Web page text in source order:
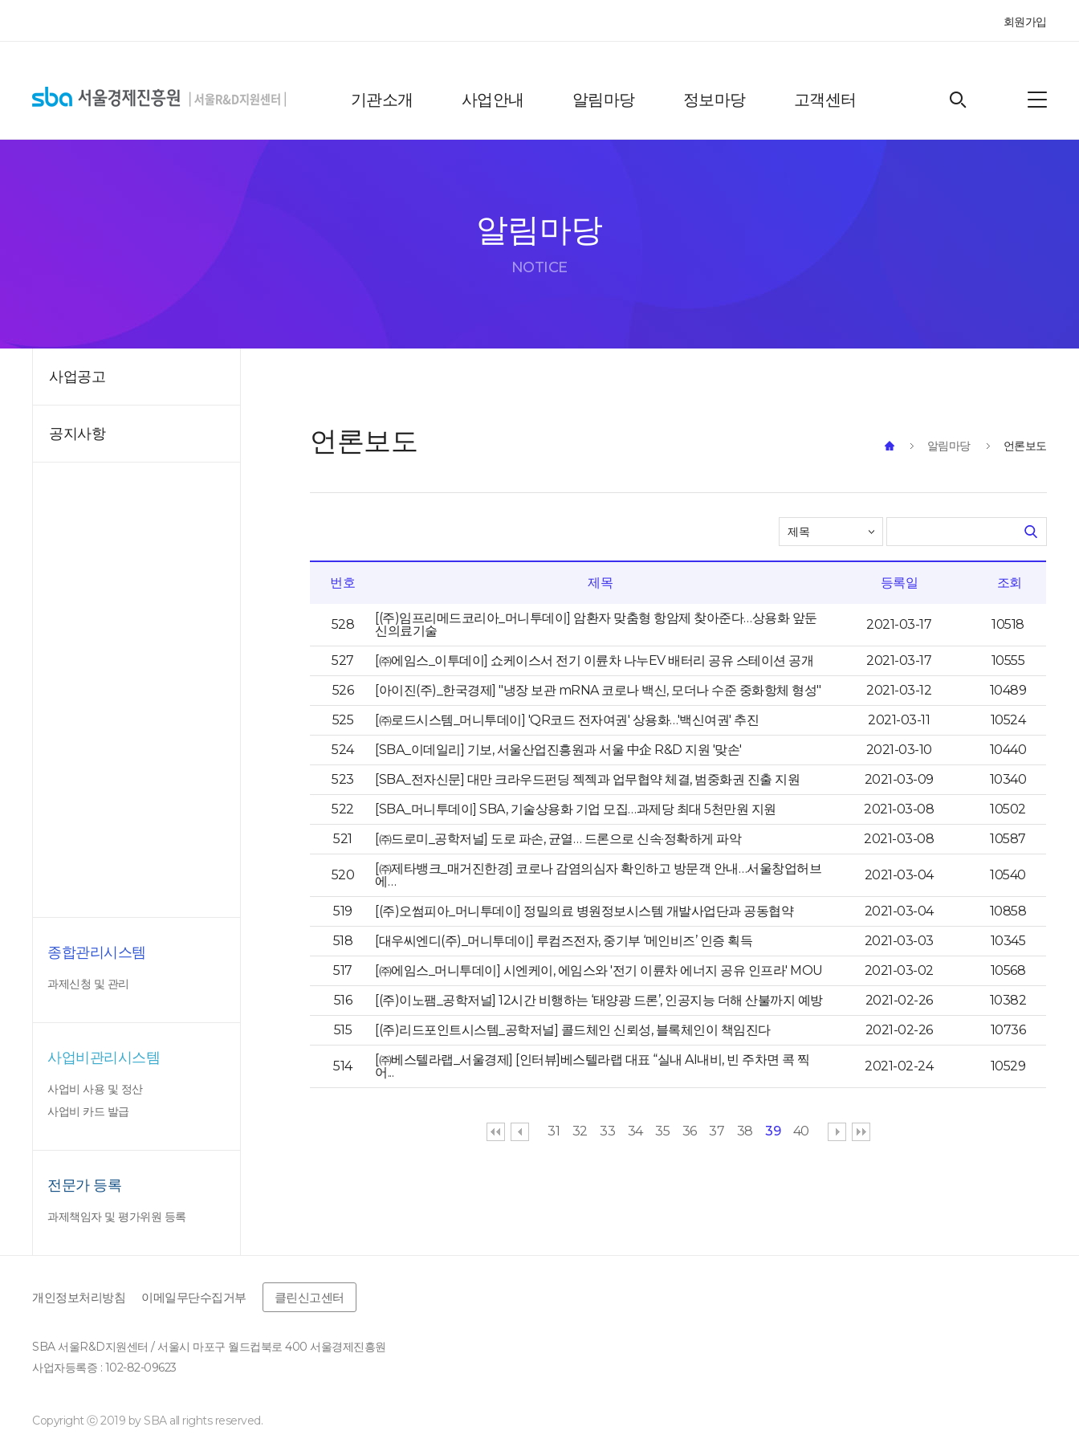
회원가입
기관소개 사업안내 알림마당 정보마당 고객센터
알림마당
NOTICE
사업공고
공지사항
종합관리시스템
과제신청 및 관리
사업비관리시스템
사업비 사용 및 정산
사업비 카드 발급
전문가 등록
과제책임자 및 평가위원 등록
언론보도 알림마당 언론보도
번호 제목 등록일 조회
528
[(주)임프리메드코리아_머니투데이] 암환자 맞춤형 항암제 찾아준다…상용화 앞둔
신의료기술
2021-03-17 10518
527 [㈜에임스_이투데이] 쇼케이스서 전기 이륜차 나누EV 배터리 공유 스테이션 공개 2021-03-17
10555
526
[아이진(주)_한국경제] "냉장 보관 mRNA 코로나 백신, 모더나 수준 중화항체 형성" 2021-03-12
10489
525
[㈜로드시스템_머니투데이] 'QR코드 전자여권' 상용화…'백신여권' 추진 2021-03-11
10524
524
[SBA_이데일리] 기보, 서울산업진흥원과 서울 中企 R&D 지원 '맞손' 2021-03-10
10440
523
[SBA_전자신문] 대만 크라우드펀딩 젝젝과 업무협약 체결, 범중화권 진출 지원 2021-03-09
10340
522
[SBA_머니투데이] SBA, 기술상용화 기업 모집…과제당 최대 5천만원 지원 2021-03-08
10502
521
[㈜드로미_공학저널] 도로 파손, 균열… 드론으로 신속·정확하게 파악 2021-03-08 10587
520
[㈜제타뱅크_매거진한경] 코로나 감염의심자 확인하고 방문객 안내…서울창업허브
에…
2021-03-04 10540
519 [(주)오썸피아_머니투데이] 정밀의료 병원정보시스템 개발사업단과 공동협약 2021-03-04
10858
518
[대우씨엔디(주)_머니투데이] 루컴즈전자, 중기부 ‘메인비즈’ 인증 획득 2021-03-03
10345
517
[㈜에임스_머니투데이] 시엔케이, 에임스와 '전기 이륜차 에너지 공유 인프라' MOU 2021-03-02
10568
516
[(주)이노팸_공학저널] 12시간 비행하는 ‘태양광 드론’, 인공지능 더해 산불까지 예방 2021-02-26
10382
515
[(주)리드포인트시스템_공학저널] 콜드체인 신뢰성, 블록체인이 책임진다 2021-02-26 10736
514
[㈜베스텔라랩_서울경제] [인터뷰]베스텔라랩 대표 “실내 AI내비, 빈 주차면 콕 찍
어...
2021-02-24 10529
31 32 33 34 35 36 37 38 39 40
개인정보처리방침 이메일무단수집거부 클린신고센터
SBA 서울R&D지원센터 / 서울시 마포구 월드컵북로 400 서울경제진흥원
사업자등록증 : 102-82-09623
Copyright ⓒ 2019 by SBA all rights reserved.